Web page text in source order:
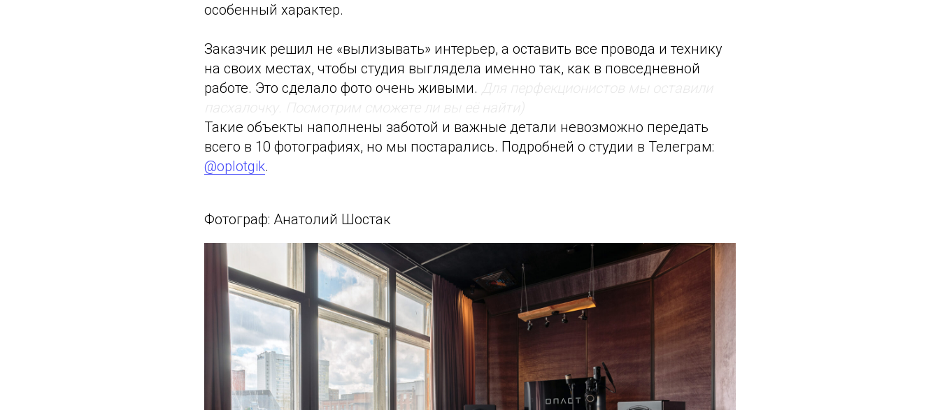
особенный характер.
Заказчик решил не «вылизывать» интерьер, а оставить все провода и технику
на своих местах, чтобы студия выглядела именно так, как в повседневной
работе. Это сделало фото очень живыми.
Такие объекты наполнены заботой и важные детали невозможно передать
всего в 10 фотографиях, но мы постарались. Подробней о студии в Телеграм:
@oplotgik.
Фотограф: Анатолий Шостак